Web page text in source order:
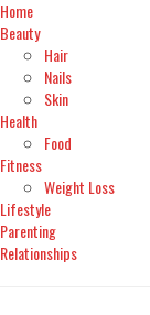
Home
Beauty
Hair
Nails
Skin
Health
Food
Fitness
Weight Loss
Lifestyle
Parenting
Relationships